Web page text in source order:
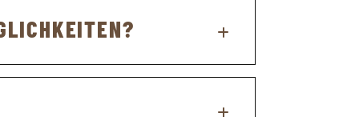
alle Türen offen.
sind möglich. Zudem